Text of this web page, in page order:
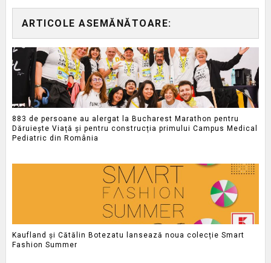
ARTICOLE ASEMĂNĂTOARE:
883 de persoane au alergat la Bucharest Marathon pentru
Dăruiește Viață și pentru construcția primului Campus Medical
Pediatric din România
Kaufland și Cătălin Botezatu lansează noua colecție Smart
Fashion Summer